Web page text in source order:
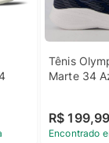
Tênis
Marte 34
R$
Encontrado